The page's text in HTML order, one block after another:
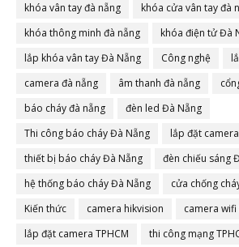
khóa vân tay đà nẵng
khóa cửa vân tay đà
khóa thông minh đà nẵng
khóa điện tử Đà
lắp khóa vân tay Đà Nẵng
Công nghệ
camera đà nẵng
âm thanh đà nẵng
báo cháy đà nẵng
đèn led Đà Nẵng
Thi công báo cháy Đà Nẵng
lắp đặt
thiết bị báo cháy Đà Nẵng
đèn chiếu sáng
hệ thống báo cháy Đà Nẵng
cửa chống
Kiến thức
camera hikvision
camera
lắp đặt camera TPHCM
thi công mạng